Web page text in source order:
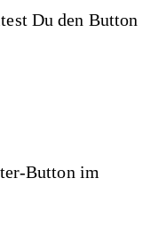
Du den Button
Button im